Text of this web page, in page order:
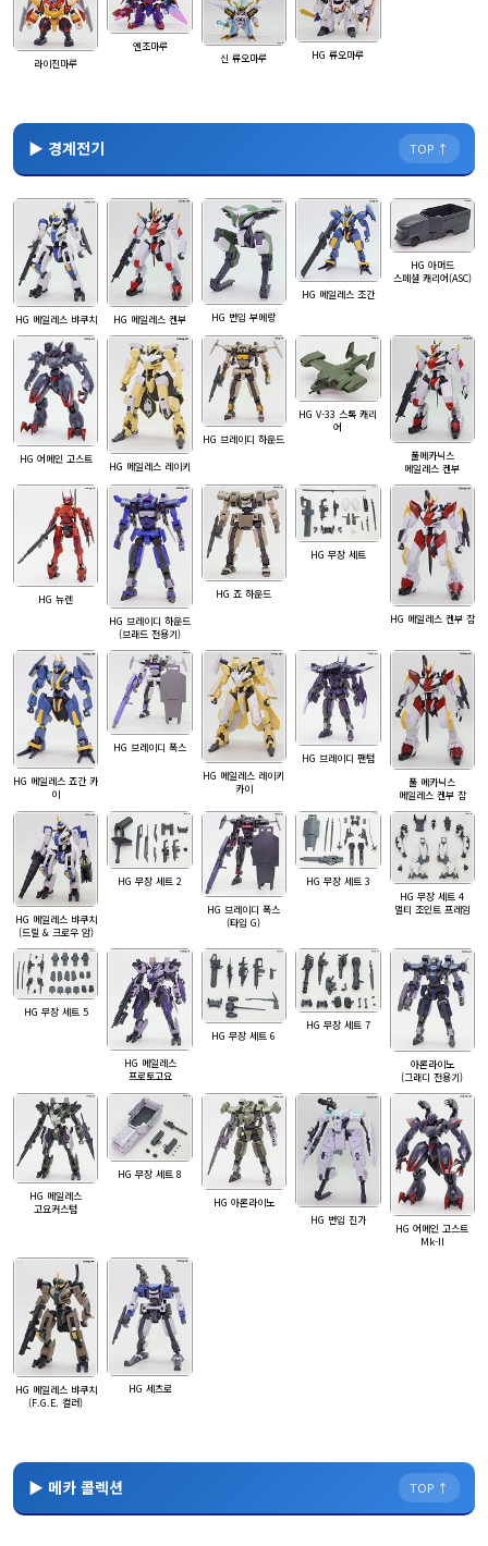
라이진마루
엔조마루
신 류오마루
HG 류오마루
▶ 경계전기 TOP ↑
HG 메일레스 뱌쿠치 HG 메일레스 켄부 HG 번입 부메랑
HG 메일레스 조간
HG 아머드
스페셜 캐리어(ASC)
HG 어메인 고스트
HG 메일레스 레이키
HG 브레이디 하운드
HG V-33 스톡 캐리
어
풀메카닉스
메일레스 켄부
HG 뉴렌
HG 브레이디 하운드
(브래드 전용기)
HG 죠 하운드
HG 무장 세트
HG 메일레스 켄부 참
HG 메일레스 죠간 카
이
HG 브레이디 폭스
HG 메일레스 레이키
카이
HG 브레이디 팬텀
풀 메카닉스
메일레스 켄부 참
HG 메일레스 뱌쿠치
(드릴 & 크로우 암)
HG 무장 세트 2
HG 브레이디 폭스
(타입 G)
HG 무장 세트 3
HG 무장 세트 4
멀티 조인트 프레임
HG 무장 세트 5
HG 메일레스
프로토고요
HG 무장 세트 6
HG 무장 세트 7
아론라이노
(그래디 전용기)
HG 메일레스
고요커스텀
HG 무장 세트 8
HG 아론라이노
HG 번입 진가
HG 어메인 고스트
Mk-II
HG 메일레스 뱌쿠치
(F.G.E. 컬러)
HG 세츠로
▶ 메카 콜렉션 TOP ↑